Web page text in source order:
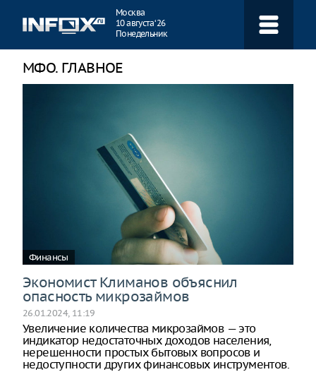
Москва
10 августа ‘26
Понедельник
МФО. ГЛАВНОЕ
Финансы
Экономист Климанов объяснил
опасность микрозаймов
26.01.2024, 11:19
Увеличение количества микрозаймов — это
индикатор недостаточных доходов населения,
нерешенности простых бытовых вопросов и
недоступности других финансовых инструментов.